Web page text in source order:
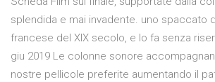
splendida e mai invadente. uno spaccato
francese del XIX secolo, e lo fa senza
giu 2019 Le colonne sonore
nostre pellicole preferite aumentando il